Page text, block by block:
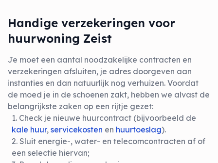
Handige verzekeringen voor
huurwoning Zeist
Je moet een aantal noodzakelijke contracten en
verzekeringen afsluiten, je adres doorgeven aan
instanties en dan natuurlijk nog verhuizen. Voordat
de moed je in de schoenen zakt, hebben we alvast de
belangrijkste zaken op een rijtje gezet:
Check je nieuwe huurcontract (bijvoorbeeld de
kale huur, servicekosten en huurtoeslag).
Sluit energie-, water- en telecomcontracten af of
een selectie hiervan;